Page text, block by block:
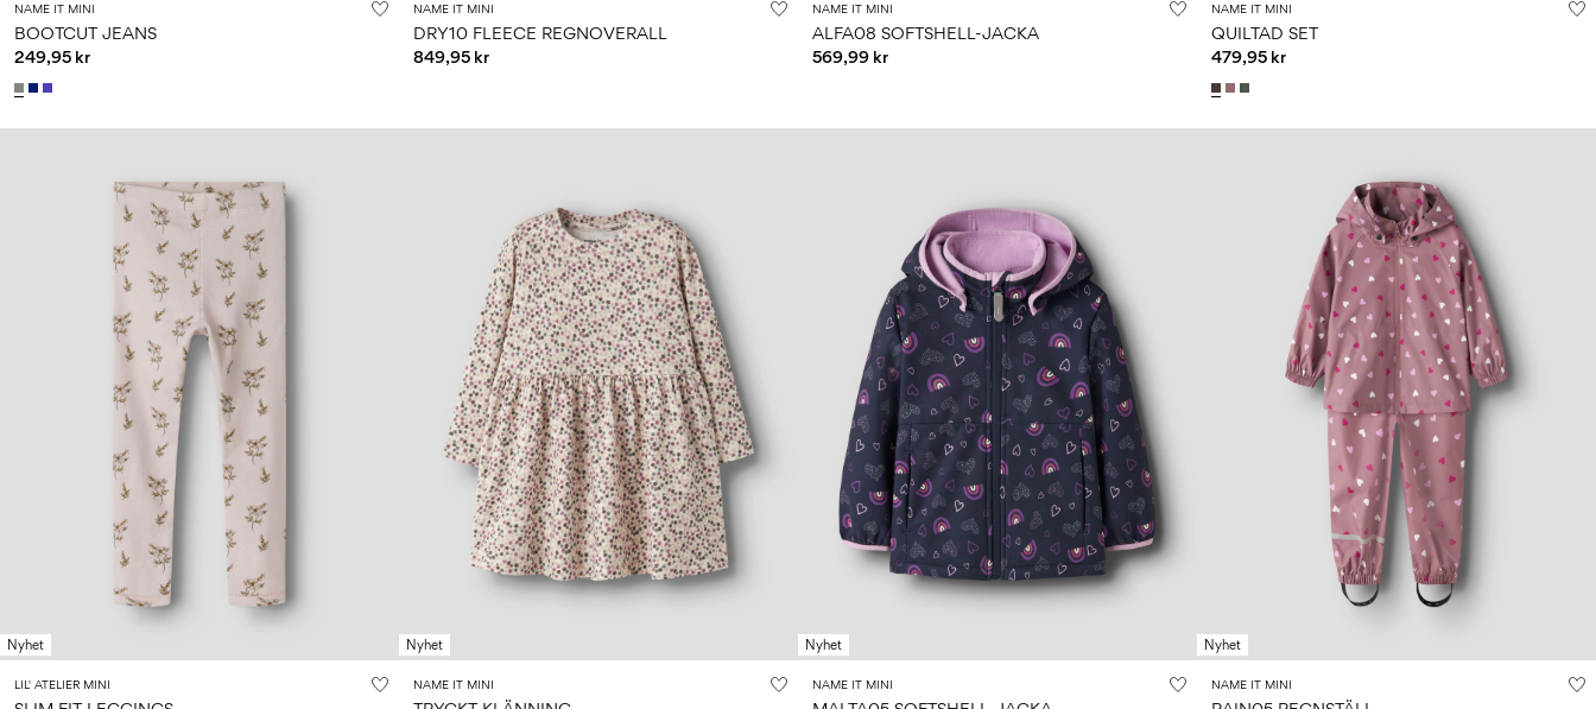
NAME IT MINI
BOOTCUT JEANS
249,95 kr
NAME IT MINI
DRY10 FLEECE REGNOVERALL
849,95 kr
NAME IT MINI
ALFA08 SOFTSHELL-JACKA
569,99 kr
NAME IT MINI
QUILTAD SET
479,95 kr
Nyhet
LIL' ATELIER MINI
Nyhet
NAME IT MINI
Nyhet
NAME IT MINI
Nyhet
NAME IT MINI